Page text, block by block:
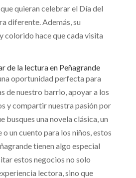
quieran celebrar el Día del
diferente. Además, su
colorido hace que cada visita
de la lectura en Peñagrande
oportunidad perfecta para
de nuestro barrio, apoyar a los
y compartir nuestra pasión por
busques una novela clásica, un
un cuento para los niños, estos
tienen algo especial
estos negocios no solo
lectora, sino que